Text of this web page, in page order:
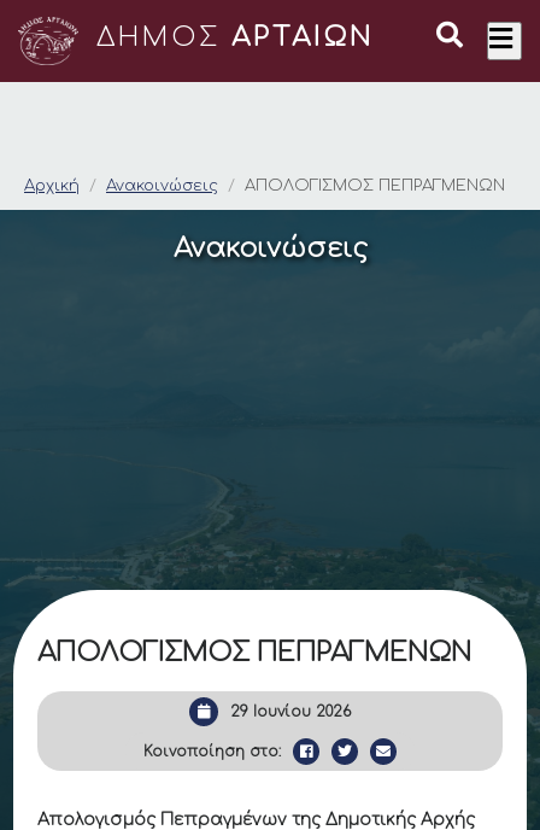
ΔΗΜΟΣ ΑΡΤΑΙΩΝ
ΑΠΟΛΟΓΙΣΜΟΣ
Αρχική Ανακοινώσεις ΑΠΟΛΟΓΙΣΜΟΣ ΠΕΠΡΑΓΜΕΝΩΝ
Ανακοινώσεις
ΑΠΟΛΟΓΙΣΜΟΣ ΠΕΠΡΑΓΜΕΝΩΝ
29 Ιουνίου 2026
Κοινοποίηση στο:
Απολογισμός Πεπραγμένων της Δημοτικής Αρχής